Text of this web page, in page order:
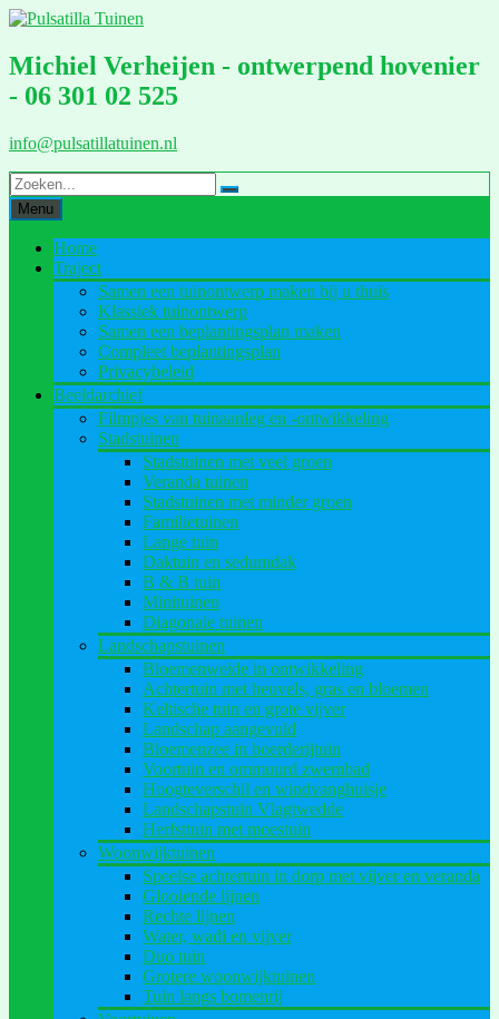
Ga
de
inhoud
Michiel Verheijen - ontwerpend hovenier
- 06 301 02 525
info@pulsatillatuinen.nl
Menu
Home
Traject
Samen een tuinontwerp maken bij u thuis
Klassiek tuinontwerp
Samen een beplantingsplan maken
Compleet beplantingsplan
Privacybeleid
Beeldarchief
Filmpjes van tuinaanleg en -ontwikkeling
Stadstuinen
Stadstuinen met veel groen
Veranda tuinen
Stadstuinen met minder groen
Familietuinen
Lange tuin
Daktuin en sedumdak
B & B tuin
Minituinen
Diagonale tuinen
Landschapstuinen
Bloemenweide in ontwikkeling
Achtertuin met heuvels, gras en bloemen
Keltische tuin en grote vijver
Landschap aangevuld
Bloemenzee in boerderijtuin
Voortuin en ommuurd zwembad
Hoogteverschil en windvanghuisje
Landschapstuin Vlagtwedde
Herfsttuin met moestuin
Woonwijktuinen
Speelse achtertuin in dorp met vijver en veranda
Glooiende lijnen
Rechte lijnen
Water, wadi en vijver
Duo tuin
Grotere woonwijktuinen
Tuin langs bomenrij